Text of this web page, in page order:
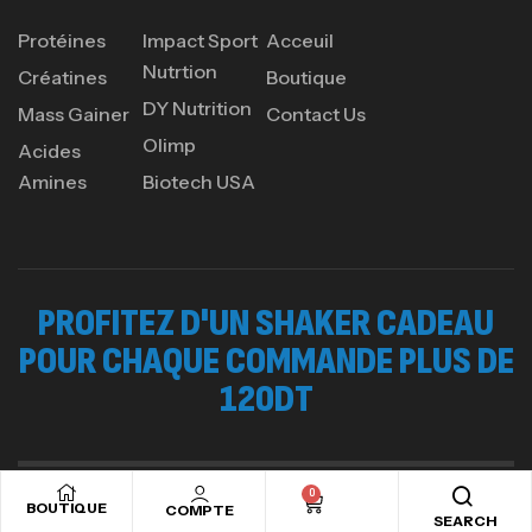
GH SURGE 90 CAPSULES
Autres
BOUTIQUE COMPTE
0
SEARCH
Protéines
Créatines
Mass Gainer
Acides
Amines
Impact Sport
Nutrtion
DY Nutrition
Olimp
Biotech USA
Acceuil
Boutique
Contact Us
PROFITEZ D'UN SHAKER CADEAU
POUR CHAQUE COMMANDE PLUS DE
120DT
Copyright © 2024 Ads valley. All rights reserved